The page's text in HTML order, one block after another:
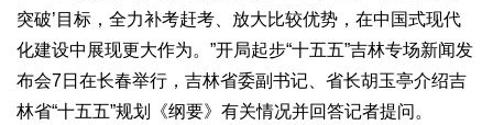
突破’目标，全力补考赶考、放大比较优势，在中国式现代
化建设中展现更大作为。”开局起步“十五五”吉林专场新闻发
布会7日在长春举行，吉林省委副书记、省长胡玉亭介绍吉
林省“十五五”规划《纲要》有关情况并回答记者提问。